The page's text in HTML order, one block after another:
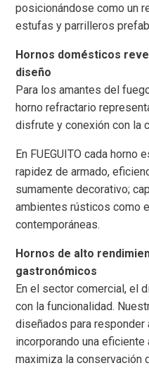
posicionándose como un
estufas y parrilleros
Hornos domésticos
diseño
Para los amantes del
horno refractario
disfrute y conexión con la
En FUEGUITO cada horno
rapidez de armado,
sumamente decorativo;
ambientes rústicos como
contemporáneas.
Hornos de alto
gastronómicos
En el sector comercial, el
con la funcionalidad.
diseñados para
incorporando una
maximiza la conservación